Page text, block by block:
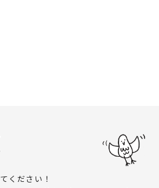
ください！